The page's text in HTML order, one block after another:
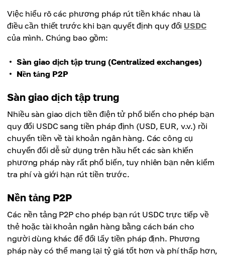
Việc hiểu rõ các phương pháp rút tiền khác nhau là
điều cần thiết trước khi bạn quyết định quy đổi USDC
của mình. Chúng bao gồm:
Sàn giao dịch tập trung (Centralized exchanges)
Nền tảng P2P
Sàn giao dịch tập trung
Nhiều sàn giao dịch tiền điện tử phổ biến cho phép bạn
quy đổi USDC sang tiền pháp định (USD, EUR, v.v.) rồi
chuyển tiền về tài khoản ngân hàng. Các công cụ
chuyển đổi dễ sử dụng trên hầu hết các sàn khiến
phương pháp này rất phổ biến, tuy nhiên bạn nên kiểm
tra phí và giới hạn rút tiền trước.
Nền tảng P2P
Các nền tảng P2P cho phép bạn rút USDC trực tiếp về
thẻ hoặc tài khoản ngân hàng bằng cách bán cho
người dùng khác để đổi lấy tiền pháp định. Phương
pháp này có thể mang lại tỷ giá tốt hơn và phí thấp hơn,